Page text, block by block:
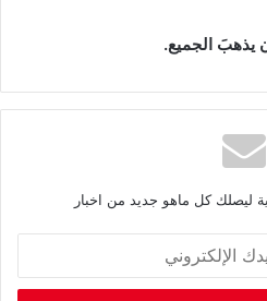
ليصلك كل ماهو جديد من اخبار